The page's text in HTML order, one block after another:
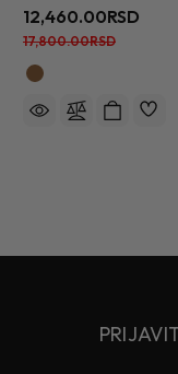
12,460.00RSD
17,800.00RSD